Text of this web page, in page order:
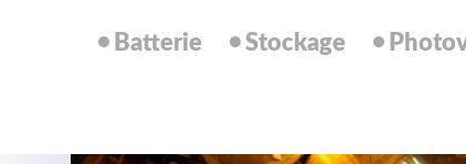
Batterie Stockage